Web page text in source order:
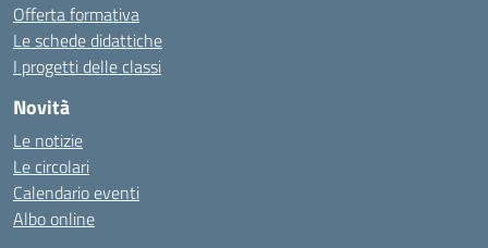
Offerta formativa
Le schede didattiche
I progetti delle classi
Novità
Le notizie
Le circolari
Calendario eventi
Albo online